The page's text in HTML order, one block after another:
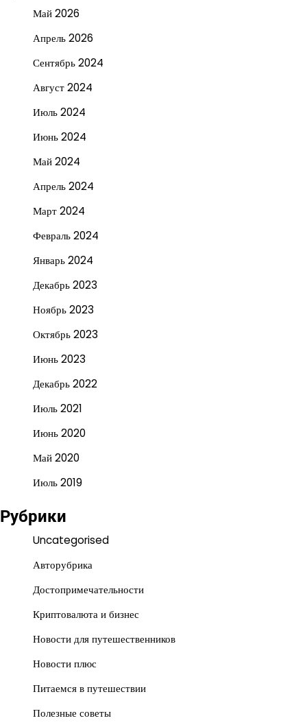
Май 2026
Апрель 2026
Сентябрь 2024
Август 2024
Июль 2024
Июнь 2024
Май 2024
Апрель 2024
Март 2024
Февраль 2024
Январь 2024
Декабрь 2023
Ноябрь 2023
Октябрь 2023
Июнь 2023
Декабрь 2022
Июль 2021
Июнь 2020
Май 2020
Июль 2019
Рубрики
Uncategorised
Авторубрика
Достопримечательности
Криптовалюта и бизнес
Новости для путешественников
Новости плюс
Питаемся в путешествии
Полезные советы